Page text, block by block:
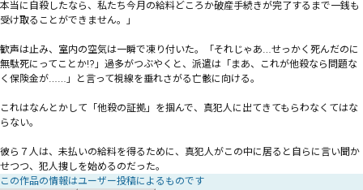
本当に自殺したなら、私たち今月の給料どころか破産手続きが完了するまで一銭も
受け取ることができません。」
歓声は止み、室内の空気は一瞬で凍り付いた。「それじゃあ…せっかく死んだのに
無駄死にってことか!?」過多がつぶやくと、派遣は「まあ、これが他殺なら問題な
く保険金が……」と言って視線を垂れさがる亡骸に向ける。
これはなんとかして「他殺の証拠」を掴んで、真犯人に出てきてもらわなくてはな
らない。
彼ら７人は、未払いの給料を得るために、真犯人がこの中に居ると自らに言い聞か
せつつ、犯人捜しを始めるのだった。
この作品の情報はユーザー投稿によるものです